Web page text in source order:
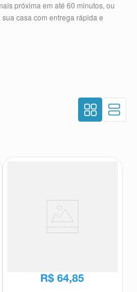
próxima em até 60 minutos, ou
casa com entrega rápida e
Creatina em Pó Integralmedica
R$ 64,85